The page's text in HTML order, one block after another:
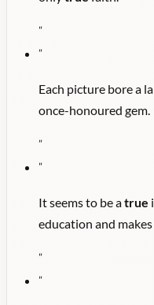
"
"
Each picture bore a
once-honoured gem.
"
"
It seems to be atrue
education and
"
"